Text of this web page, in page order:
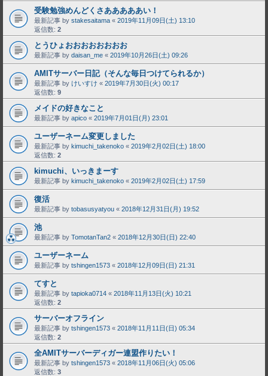
受験勉強めんどくさあああああい！
最新記事 by stakesaitama « 2019年11月09日(土) 13:10
返信数: 2
とうひょおおおおおおおお
最新記事 by daisan_me « 2019年10月26日(土) 09:26
AMITサーバー日記（そんな毎日つけてられるか）
最新記事 by けいすけ « 2019年7月30日(火) 00:17
返信数: 9
メイドの好きなこと
最新記事 by apico « 2019年7月01日(月) 23:01
ユーザーネーム変更しました
最新記事 by kimuchi_takenoko « 2019年2月02日(土) 18:00
返信数: 2
kimuchi、いっきまーす
最新記事 by kimuchi_takenoko « 2019年2月02日(土) 17:59
復活
最新記事 by tobasusyatyou « 2018年12月31日(月) 19:52
池
最新記事 by TomotanTan2 « 2018年12月30日(日) 22:40
ユーザーネーム
最新記事 by tshingen1573 « 2018年12月09日(日) 21:31
てすと
最新記事 by tapioka0714 « 2018年11月13日(火) 10:21
返信数: 2
サーバーオフライン
最新記事 by tshingen1573 « 2018年11月11日(日) 05:34
返信数: 2
全AMITサーバーディガー連盟作りたい！
最新記事 by tshingen1573 « 2018年11月06日(火) 05:06
返信数: 3